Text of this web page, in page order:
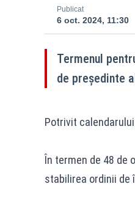
Publicat
6 oct. 2024, 11:30
Termenul
de preşedinte
Potrivit
În termen de 48 de
stabilirea ordinii de